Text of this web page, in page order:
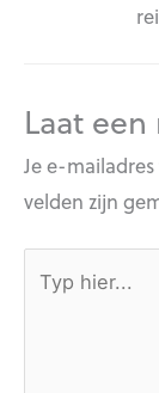
Laat
Je e-
velden zijn
hier...